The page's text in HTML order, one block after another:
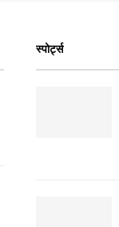
स्पोर्ट्स